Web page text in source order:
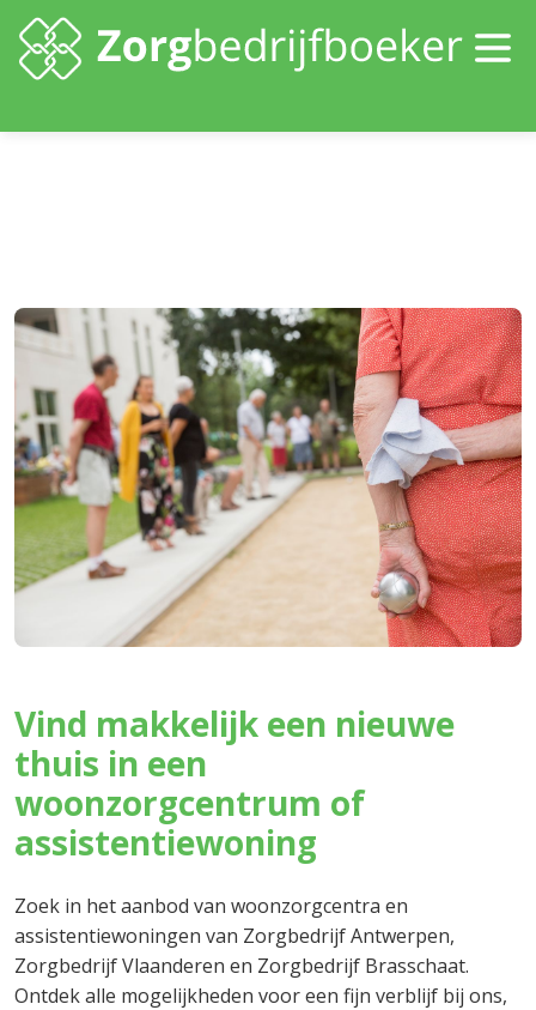
Vind makkelijk een nieuwe
thuis in een
woonzorgcentrum of
assistentiewoning
Zoek in het aanbod van woonzorgcentra en
assistentiewoningen van Zorgbedrijf Antwerpen,
Zorgbedrijf Vlaanderen en Zorgbedrijf Brasschaat.
Ontdek alle mogelijkheden voor een fijn verblijf bij ons,